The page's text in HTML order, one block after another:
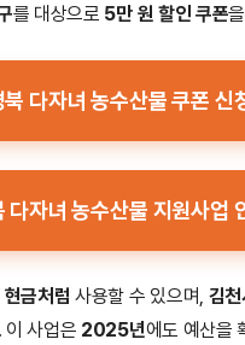
를 대상으로 5만 원 할인 쿠폰
북 다자녀 농수산물 쿠폰 신
다자녀 농수산물 지원사업
현금처럼 사용할 수 있으며, 김천
이 사업은 2025년에도 예산을